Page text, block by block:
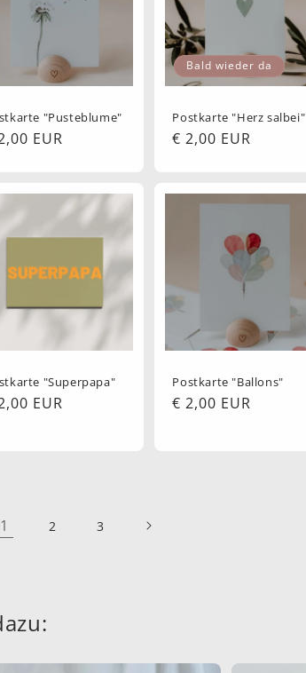
"Pusteblume"
EUR
Bald wieder da
Postkarte "Herz salbei"
Normaler
€ 2,00 EUR
"Superpapa"
EUR
Postkarte "Ballons"
Normaler
€ 2,00 EUR
1 2 3